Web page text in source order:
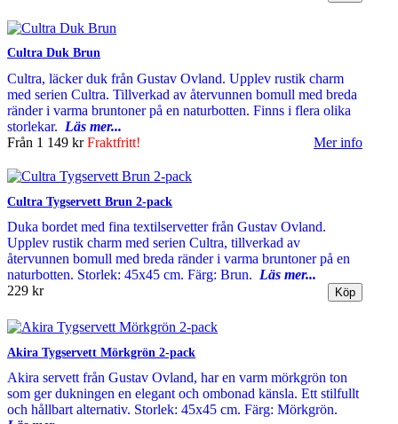
Cultra Duk Brun
Cultra, läcker duk från Gustav Ovland. Upplev rustik charm
med serien Cultra. Tillverkad av återvunnen bomull med breda
ränder i varma bruntoner på en naturbotten. Finns i flera olika
storlekar. Läs mer...
Från 1 149 krFraktfritt! Mer info
Cultra Tygservett Brun 2-pack
Duka bordet med fina textilservetter från Gustav Ovland.
Upplev rustik charm med serien Cultra, tillverkad av
återvunnen bomull med breda ränder i varma bruntoner på en
naturbotten. Storlek: 45x45 cm. Färg: Brun. Läs mer...
229 kr
Akira Tygservett Mörkgrön 2-pack
Akira servett från Gustav Ovland, har en varm mörkgrön ton
som ger dukningen en elegant och ombonad känsla. Ett stilfullt
och hållbart alternativ. Storlek: 45x45 cm. Färg: Mörkgrön.